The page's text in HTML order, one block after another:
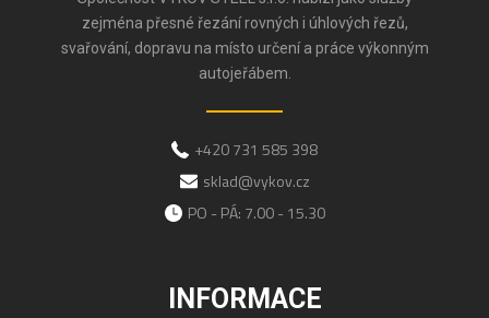
zejména přesné řezání rovných i úhlových řezů,
svařování, dopravu na místo určení a práce výkonným
autojeřábem.
+420 731 585 398
sklad@vykov.cz
PO - PÁ: 7.00 - 15.30
INFORMACE